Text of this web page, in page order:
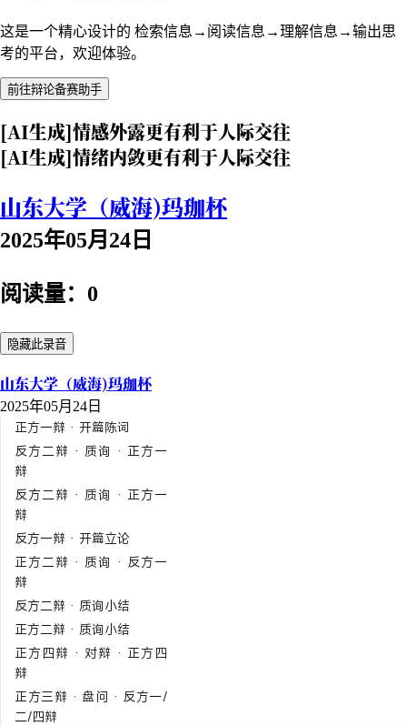
这是一个精心设计的 检索信息→阅读信息→理解信息→输出思
考的平台，欢迎体验。
前往辩论备赛助手
[AI生成]情感外露更有利于人际交往
[AI生成]情绪内敛更有利于人际交往
山东大学（威海)玛珈杯
2025年05月24日
阅读量：0
隐藏此录音
山东大学（威海)玛珈杯
2025年05月24日
正方一辩 · 开篇陈词
反方二辩 · 质询 · 正方一
辩
反方二辩 · 质询 · 正方一
辩
反方一辩 · 开篇立论
正方二辩 · 质询 · 反方一
辩
反方二辩 · 质询小结
正方二辩 · 质询小结
正方四辩 · 对辩 · 正方四
辩
正方三辩 · 盘问 · 反方一/
二/四辩